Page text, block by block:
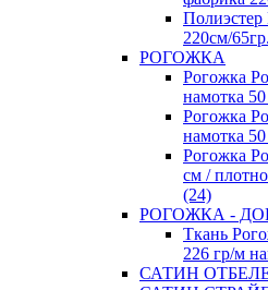
Полиэстер
220см/
РОГОЖКА
Рогожка
намотка
Рогожка
намотка
Рогожка
см /
(24)
РОГОЖКА -
Ткань
226 гр/м
САТИН